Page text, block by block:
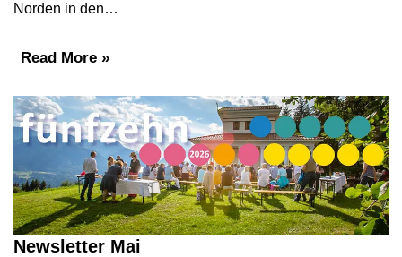
Norden in den…
Read More »
Newsletter Mai